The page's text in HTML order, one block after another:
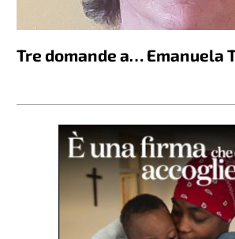
Tre domande a… Emanuela